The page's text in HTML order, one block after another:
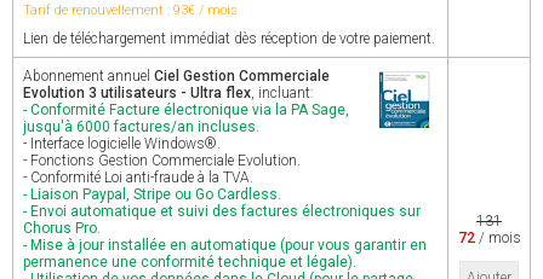
Tarif de renouvellement : 93€ / mois
Lien de téléchargement immédiat dès réception de votre paiement.
Abonnement annuel Ciel Gestion Commerciale
Evolution 3 utilisateurs - Ultra flex, incluant:
- Conformité Facture électronique via la PA Sage,
jusqu'à 6000 factures/an incluses.
- Interface logicielle Windows®.
- Fonctions Gestion Commerciale Evolution.
- Conformité Loi anti-fraude à la TVA.
- Liaison Paypal, Stripe ou Go Cardless.
- Envoi automatique et suivi des factures électroniques sur
Chorus Pro.
- Mise à jour installée en automatique (pour vous garantir en
permanence une conformité technique et légale).
131
72/ mois